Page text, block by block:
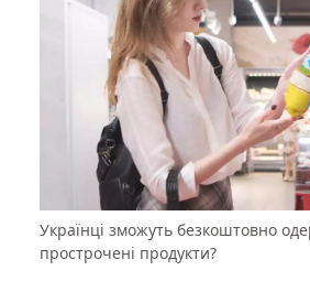
Українці зможуть безкоштовно
прострочені продукти?